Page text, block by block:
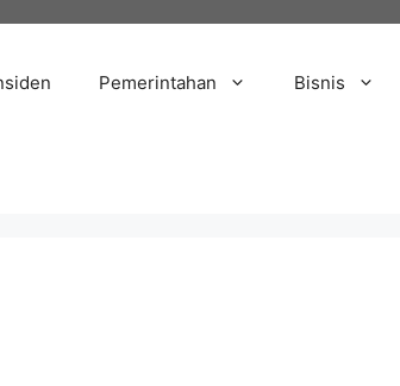
Pemerintahan Bisnis